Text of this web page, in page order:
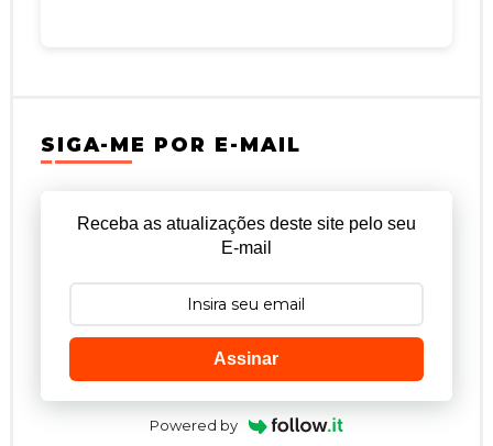
SIGA-ME POR E-MAIL
Receba as atualizações deste site pelo seu
E-mail
Assinar
Powered by